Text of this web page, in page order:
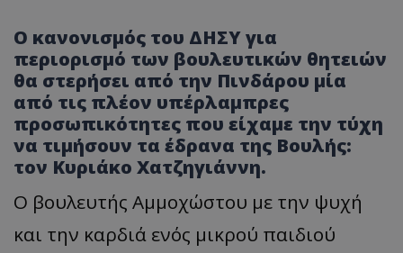
Ο κανονισμός του ΔΗΣΥ για
περιορισμό των βουλευτικών θητειών
θα στερήσει από την Πινδάρου μία
από τις πλέον υπέρλαμπρες
προσωπικότητες που είχαμε την τύχη
να τιμήσουν τα έδρανα της Βουλής:
τον Κυριάκο Χατζηγιάννη.
Ο βουλευτής Αμμοχώστου με την ψυχή
και την καρδιά ενός μικρού παιδιού